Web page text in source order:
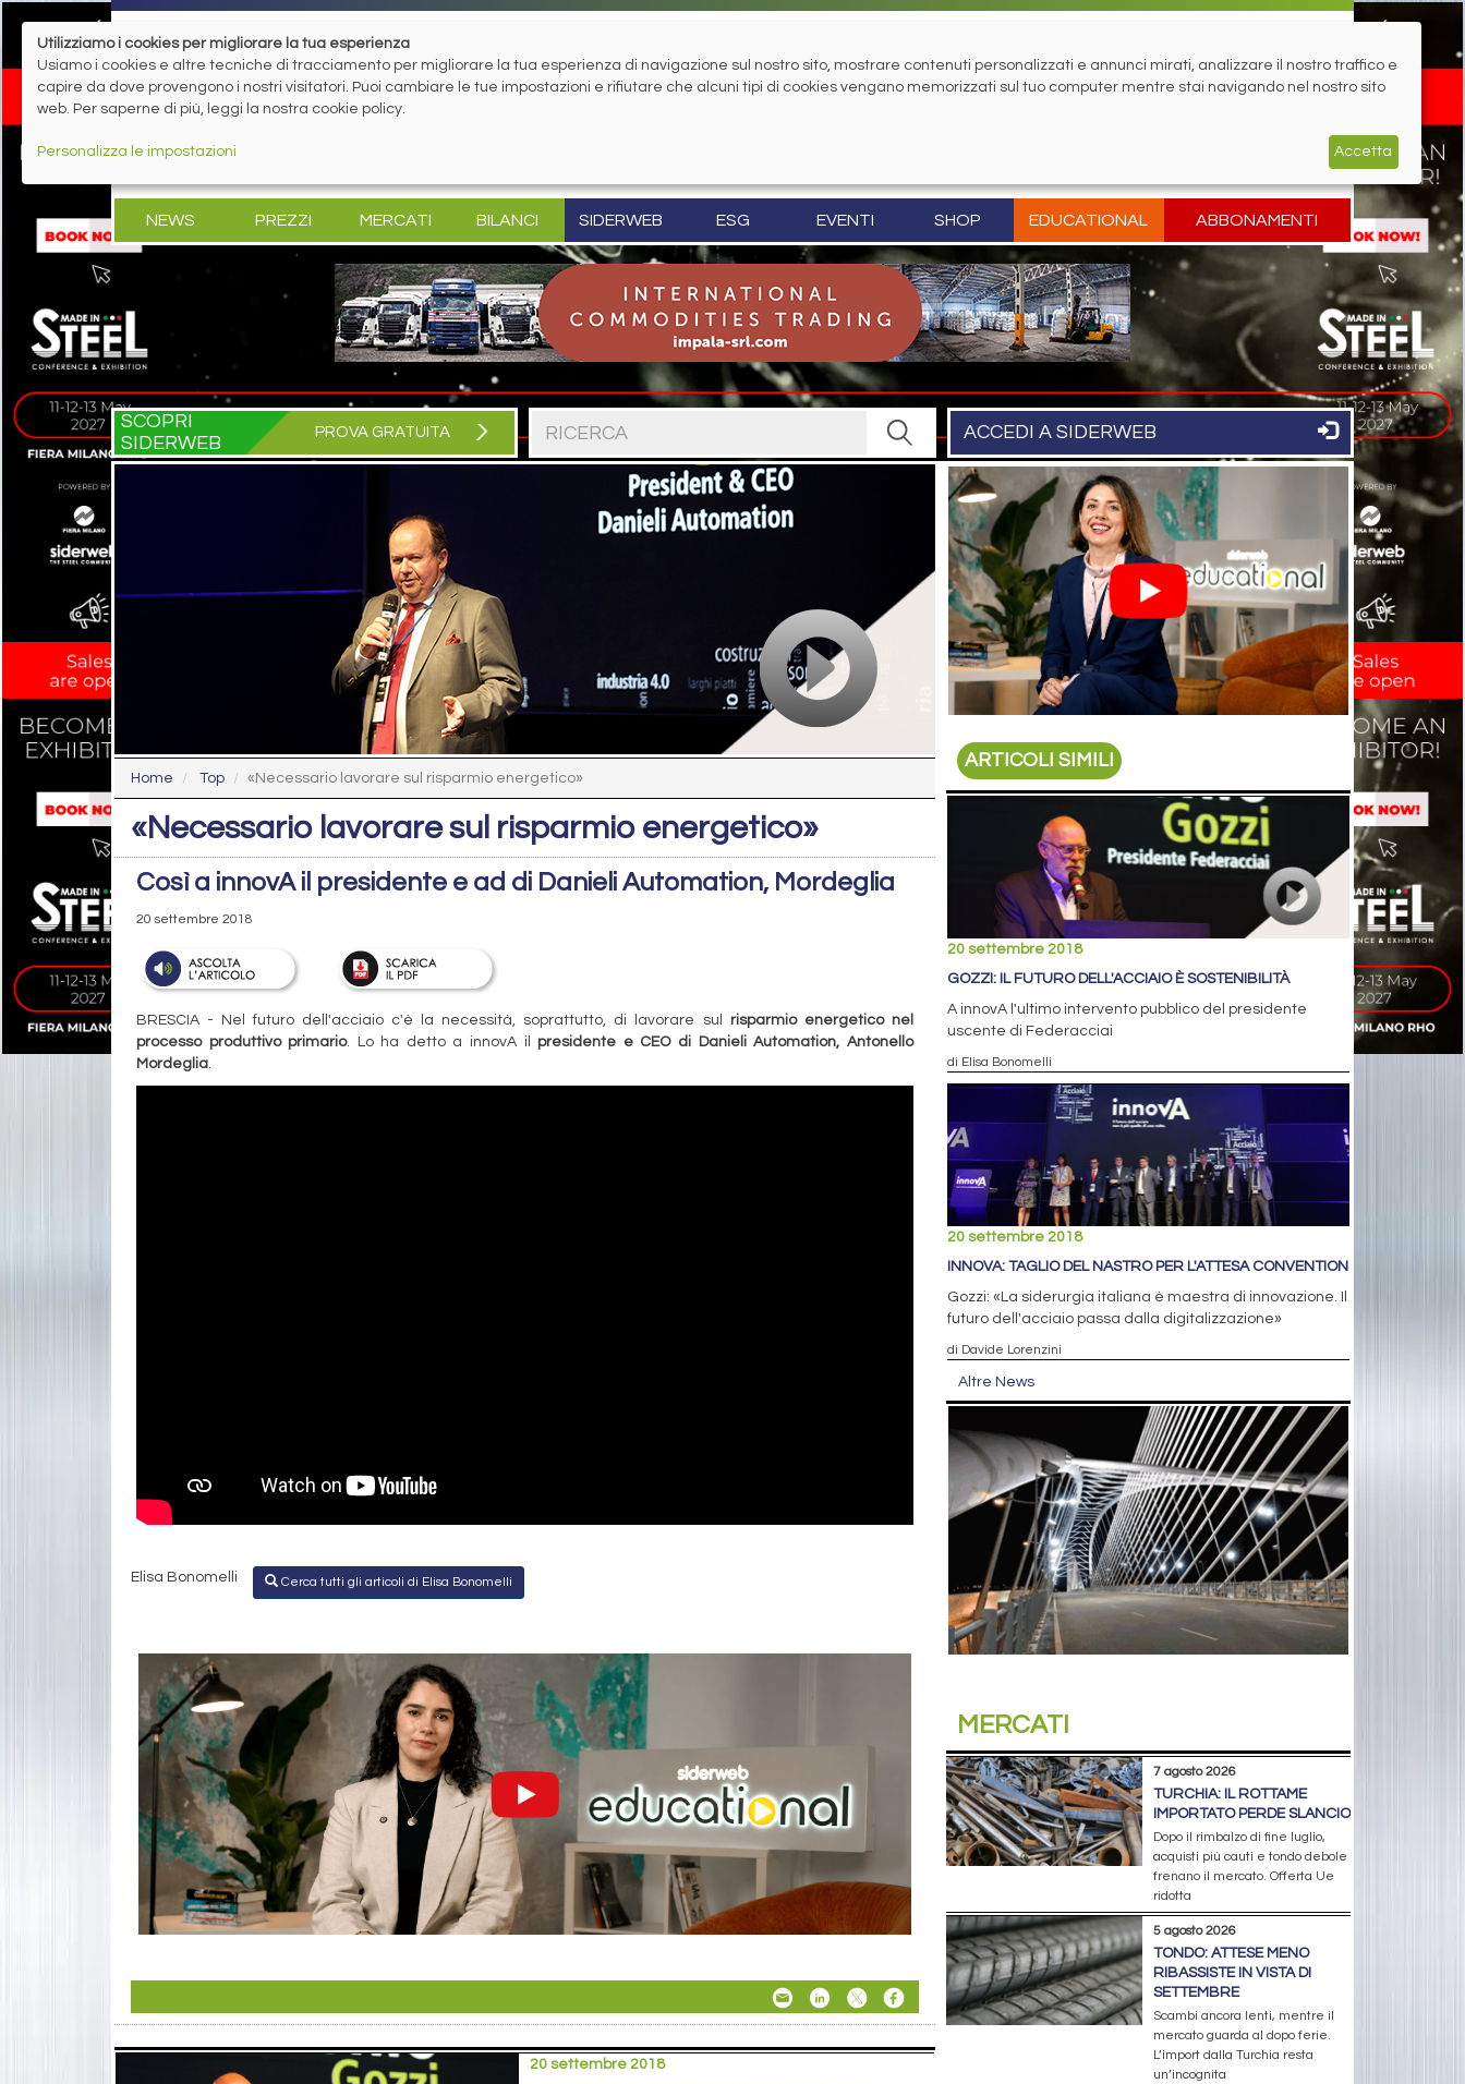
NEWS PREZZI MERCATI BILANCI SIDERWEB ESG EVENTI SHOP EDUCATIONAL ABBONAMENTI
SCOPRI
SIDERWEB
PROVA GRATUITA ACCEDI A SIDERWEB
Home Top «Necessario lavorare sul risparmio energetico»
«Necessario lavorare sul risparmio energetico»
Così a innovA il presidente e ad di Danieli Automation, Mordeglia
20 settembre 2018
BRESCIA - Nel futuro dell'acciaio c'è la necessità, soprattutto, di lavorare sul
risparmio energetico nel
processo produttivo primario. Lo ha detto a innovA il presidente e CEO di Danieli Automation, Antonello
Mordeglia.
Elisa Bonomelli Cerca tutti gli articoli di Elisa Bonomelli
20 settembre 2018
ARTICOLI SIMILI
20 settembre 2018
GOZZI: IL FUTURO DELL'ACCIAIO È SOSTENIBILITÀ
A innovA l'ultimo intervento pubblico del presidente
uscente di Federacciai
di Elisa Bonomelli
20 settembre 2018
INNOVA: TAGLIO DEL NASTRO PER L'ATTESA CONVENTION
Gozzi: «La siderurgia italiana è maestra di innovazione. Il
futuro dell'acciaio passa dalla digitalizzazione»
di Davide Lorenzini
Altre News
MERCATI
7 agosto 2026
TURCHIA: IL ROTTAME
IMPORTATO PERDE SLANCIO
Dopo il rimbalzo di fine luglio,
acquisti più cauti e tondo debole
frenano il mercato. Offerta Ue
ridotta
5 agosto 2026
TONDO: ATTESE MENO
RIBASSISTE IN VISTA DI
SETTEMBRE
Scambi ancora lenti, mentre il
mercato guarda al dopo ferie.
L’import dalla Turchia resta
un’incognita
Utilizziamo i cookies per migliorare la tua esperienza
Usiamo i cookies e altre tecniche di tracciamento per migliorare la tua esperienza di navigazione sul nostro sito, mostrare contenuti personalizzati e annunci mirati, analizzare il nostro traffico e
capire da dove provengono i nostri visitatori. Puoi cambiare le tue impostazioni e rifiutare che alcuni tipi di cookies vengano memorizzati sul tuo computer mentre stai navigando nel nostro sito
web. Per saperne di più, leggi la nostra cookie policy.
Personalizza le impostazioni Accetta